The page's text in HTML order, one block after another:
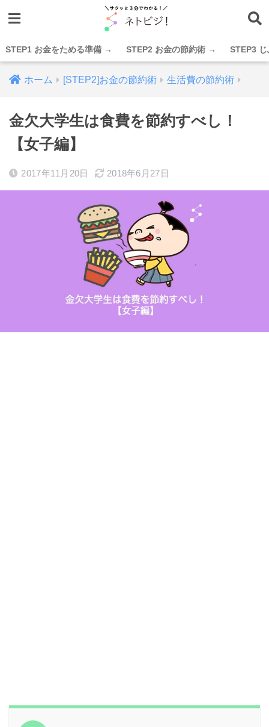
STEP1 お金をためる準備 → STEP2 お金の節約術 → STEP3
ホーム [STEP2]お金の節約術 生活費の節約術
金欠大学生は食費を節約すべし！
【女子編】
2017年11月20日 2018年6月27日